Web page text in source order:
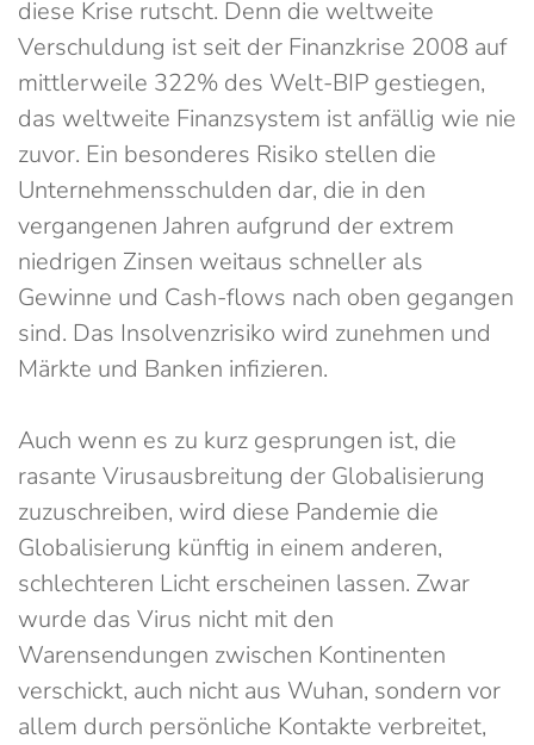
diese Krise rutscht. Denn die weltweite
Verschuldung ist seit der Finanzkrise 2008 auf
mittlerweile 322% des Welt-BIP gestiegen,
das weltweite Finanzsystem ist anfällig wie nie
zuvor. Ein besonderes Risiko stellen die
Unternehmensschulden dar, die in den
vergangenen Jahren aufgrund der extrem
niedrigen Zinsen weitaus schneller als
Gewinne und Cash-flows nach oben gegangen
sind. Das Insolvenzrisiko wird zunehmen und
Märkte und Banken infizieren.
Auch wenn es zu kurz gesprungen ist, die
rasante Virusausbreitung der Globalisierung
zuzuschreiben, wird diese Pandemie die
Globalisierung künftig in einem anderen,
schlechteren Licht erscheinen lassen. Zwar
wurde das Virus nicht mit den
Warensendungen zwischen Kontinenten
verschickt, auch nicht aus Wuhan, sondern vor
allem durch persönliche Kontakte verbreitet,